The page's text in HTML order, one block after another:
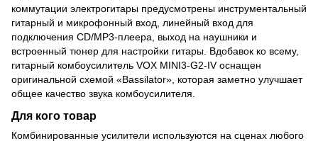
коммутации электрогитары предусмотрены инструментальный
гитарный и микрофонный вход, линейный вход для
подключения CD/MР3-плеера, выход на наушники и
встроенный тюнер для настройки гитары. Вдобавок ко всему,
гитарный комбоусилитель VOX MINI3-G2-IV оснащен
оригинальной схемой «Bassilator», которая заметно улучшает
общее качество звука комбоусилителя.
Для кого товар
Комбинированные усилители используются на сценах любого